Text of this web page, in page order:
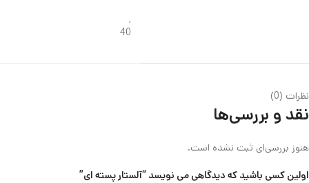
,
40
نظرات (0)
نقد و بررسی‌ها
هنوز بررسی‌ای ثبت نشده است.
اولین کسی باشید که دیدگاهی می نویسد “آلستار پسته ای”